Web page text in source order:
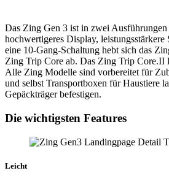
Das Zing Gen 3 ist in zwei
hochwertigeres Display, leistungsstärkere
eine 10-Gang-Schaltung hebt sich das
Zing Trip Core ab. Das Zing Trip Core.II
Alle Zing Modelle sind vorbereitet für
und selbst Transportboxen für Haustiere
Gepäckträger befestigen.
Die wichtigsten Features
Leicht